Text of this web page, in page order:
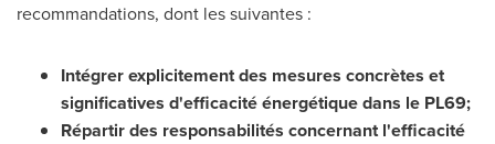
recommandations, dont les suivantes :
Intégrer explicitement des mesures concrètes et
significatives d'efficacité énergétique dans le PL69;
Répartir des responsabilités concernant l'efficacité